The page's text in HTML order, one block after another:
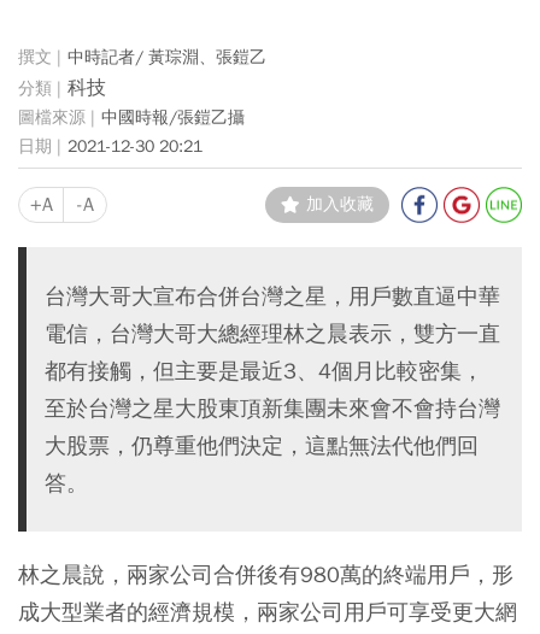
中時記者/ 黃琮淵、張鎧乙
科技
中國時報/張鎧乙攝
2021-12-30 20:21
+A -A 加入收藏
台灣大哥大宣布合併台灣之星，用戶數直逼中華
電信，台灣大哥大總經理林之晨表示，雙方一直
都有接觸，但主要是最近3、4個月比較密集，
至於台灣之星大股東頂新集團未來會不會持台灣
大股票，仍尊重他們決定，這點無法代他們回
答。
林之晨說，兩家公司合併後有980萬的終端用戶，形
成大型業者的經濟規模，兩家公司用戶可享受更大網